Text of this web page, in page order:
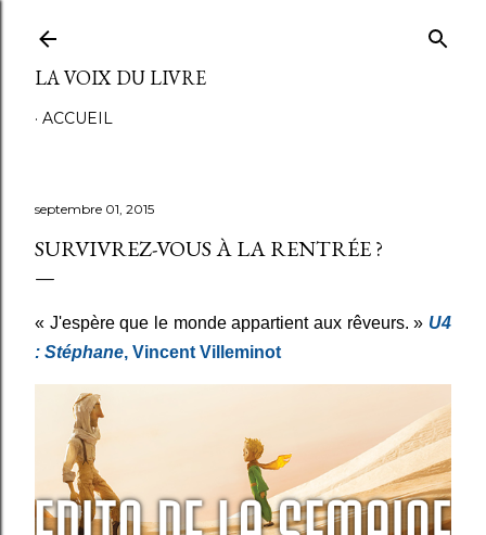
LA VOIX DU LIVRE
ACCUEIL
septembre 01, 2015
SURVIVREZ-VOUS À LA RENTRÉE ?
« J'espère que le monde appartient aux rêveurs. » U4
: Stéphane, Vincent Villeminot